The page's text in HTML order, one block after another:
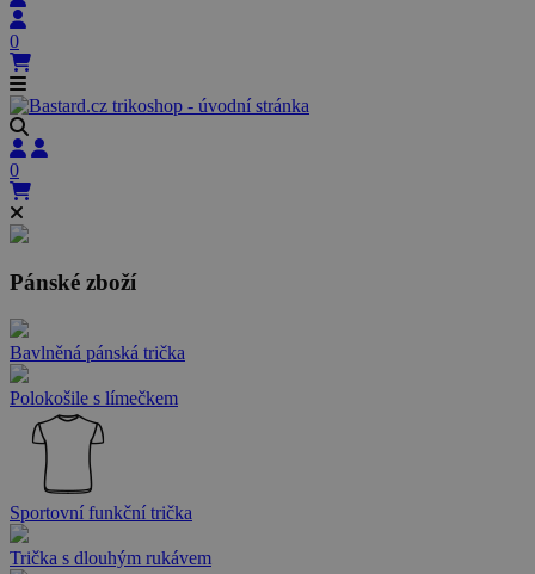
0
0
Pánské zboží
Bavlněná pánská trička
Polokošile s límečkem
Sportovní funkční trička
Trička s dlouhým rukávem